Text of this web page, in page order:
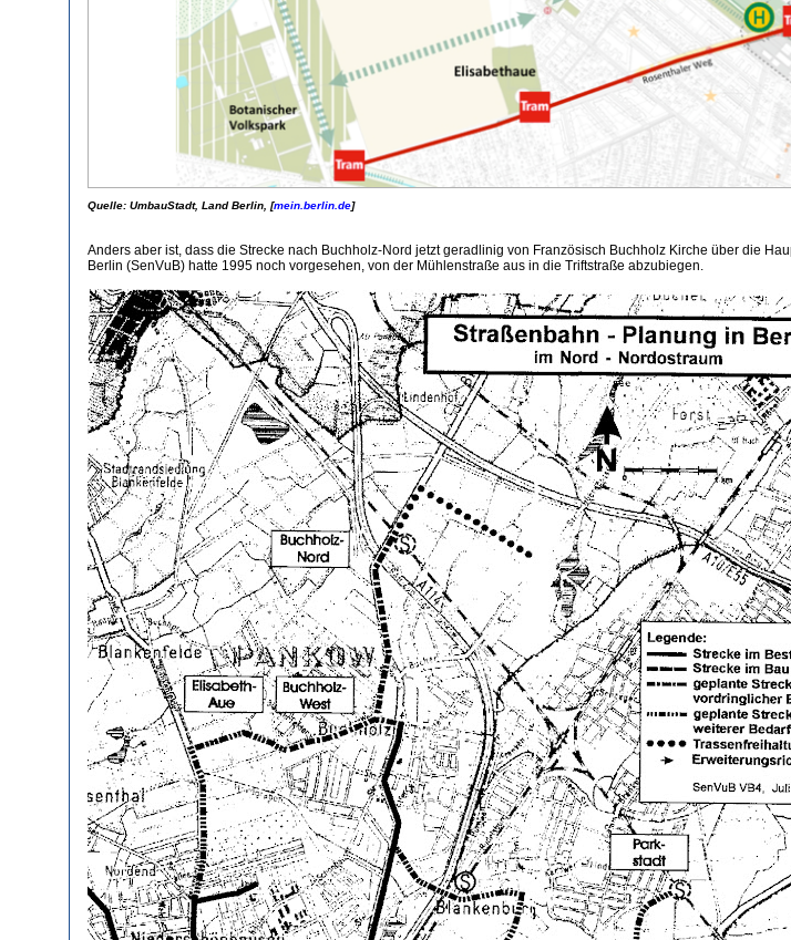
Quelle: UmbauStadt, Land Berlin, [mein.berlin.de]
Anders aber ist, dass die Strecke nach Buchholz-Nord jetzt geradlinig von Französisch Buchholz Kirche über die
Berlin (SenVuB) hatte 1995 noch vorgesehen, von der Mühlenstraße aus in die Triftstraße abzubiegen.